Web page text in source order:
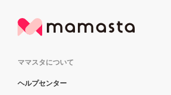
ママスタについて
ヘルプセンター